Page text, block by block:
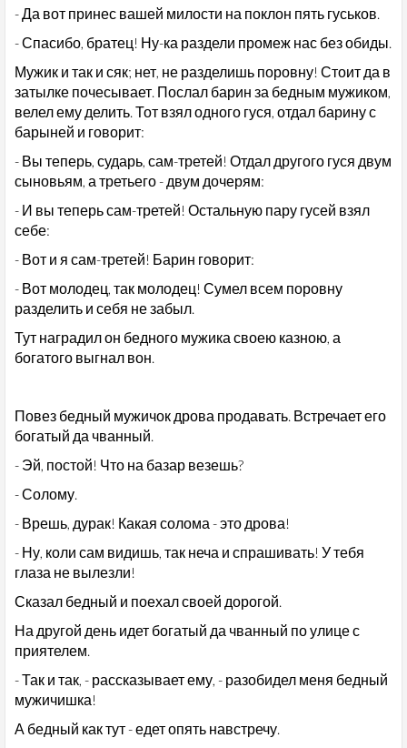
- Да вот принес вашей милости на поклон пять гуськов.
- Спасибо, братец! Ну-ка раздели промеж нас без обиды.
Мужик и так и сяк; нет, не разделишь поровну! Стоит да в
затылке почесывает. Послал барин за бедным мужиком,
велел ему делить. Тот взял одного гуся, отдал барину с
барыней и говорит:
- Вы теперь, сударь, сам-третей! Отдал другого гуся двум
сыновьям, а третьего - двум дочерям:
- И вы теперь сам-третей! Остальную пару гусей взял
себе:
- Вот и я сам-третей! Барин говорит:
- Вот молодец, так молодец! Сумел всем поровну
разделить и себя не забыл.
Тут наградил он бедного мужика своею казною, а
богатого выгнал вон.
Повез бедный мужичок дрова продавать. Встречает его
богатый да чванный.
- Эй, постой! Что на базар везешь?
- Солому.
- Врешь, дурак! Какая солома - это дрова!
- Ну, коли сам видишь, так неча и спрашивать! У тебя
глаза не вылезли!
Сказал бедный и поехал своей дорогой.
На другой день идет богатый да чванный по улице с
приятелем.
- Так и так, - рассказывает ему, - разобидел меня бедный
мужичишка!
А бедный как тут - едет опять навстречу.